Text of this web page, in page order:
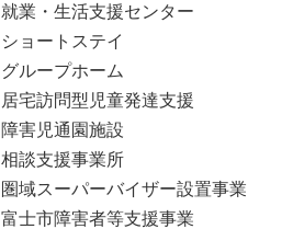
就業・生活支援センター
ショートステイ
グループホーム
居宅訪問型児童発達支援
障害児通園施設
相談支援事業所
圏域スーパーバイザー設置事業
富士市障害者等支援事業